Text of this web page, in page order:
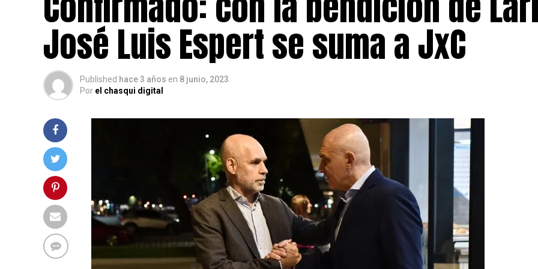
José Luis Espert se suma a JxC
Published hace 3 años en 8 junio, 2023
Por el chasqui digital